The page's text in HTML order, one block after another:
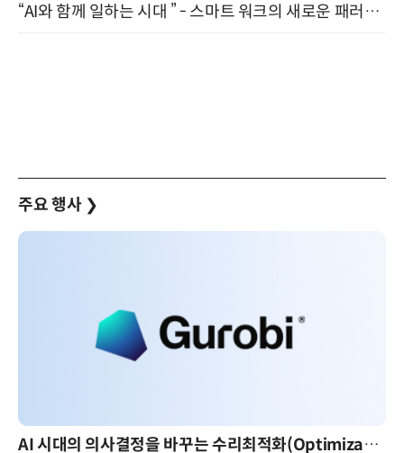
“AI와 함께 일하는 시대 ” - 스마트 워크의 새로운 패러다임 (9/11)
주요 행사 ❯
AI 시대의 의사결정을 바꾸는 수리최적화(Optimization): 실제 산업 적용 사례와 활용 전략